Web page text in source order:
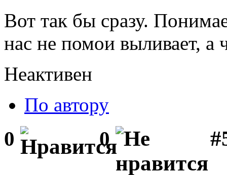
Вот так бы сразу.
нас не помои выливает,
Неактивен
По автору
0 0